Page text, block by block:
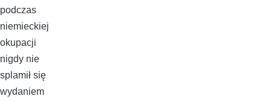
podczas
niemieckiej
okupacji
nigdy nie
splamił się
wydaniem